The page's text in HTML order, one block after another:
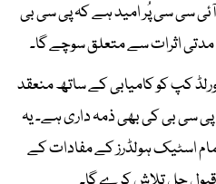
آئی سی سی پُر امید ہے کہ پی سی بی
اثرات سے متعلق سوچے گا۔
کپ کو کامیابی کے ساتھ منعقد
پی سی بی کی بھی ذمہ داری ہے۔ یہ
اسٹیک ہولڈرز کے مفادات کے